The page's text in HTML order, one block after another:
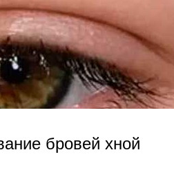
бровей хной